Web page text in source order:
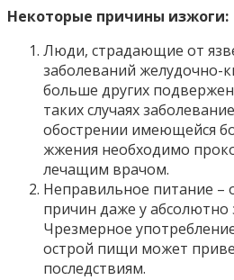
Некоторые причины изжоги:
Люди, страдающие от
заболеваний желудочно-
больше других
таких случаях
обострении имеющейся
жжения необходимо
лечащим врачом.
Неправильное питание –
причин даже у абсолютно
Чрезмерное
острой пищи может
последствиям.